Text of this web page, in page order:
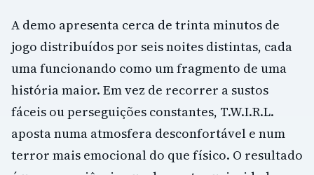
A demo apresenta cerca de trinta minutos de
jogo distribuídos por seis noites distintas, cada
uma funcionando como um fragmento de uma
história maior. Em vez de recorrer a sustos
fáceis ou perseguições constantes, T.W.I.R.L.
aposta numa atmosfera desconfortável e num
terror mais emocional do que físico. O resultado